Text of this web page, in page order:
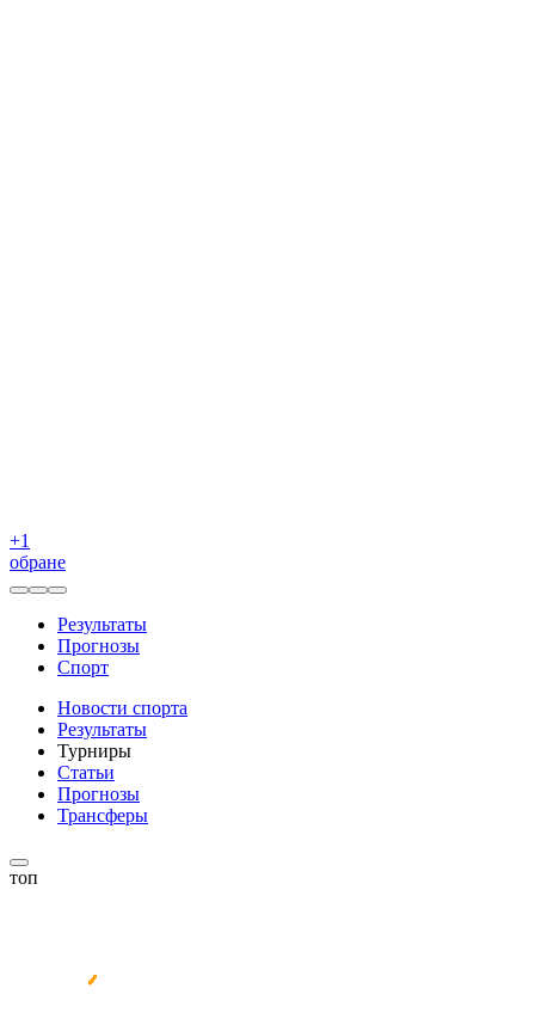
+1
обране
Результаты
Прогнозы
Спорт
Новости спорта
Результаты
Турниры
Статьи
Прогнозы
Трансферы
топ